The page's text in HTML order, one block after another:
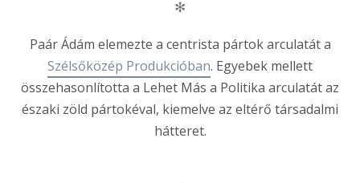
✻
Paár Ádám elemezte a centrista pártok arculatát a
Szélsőközép Produkcióban. Egyebek mellett
összehasonlította a Lehet Más a Politika arculatát az
északi zöld pártokéval, kiemelve az eltérő társadalmi
hátteret.